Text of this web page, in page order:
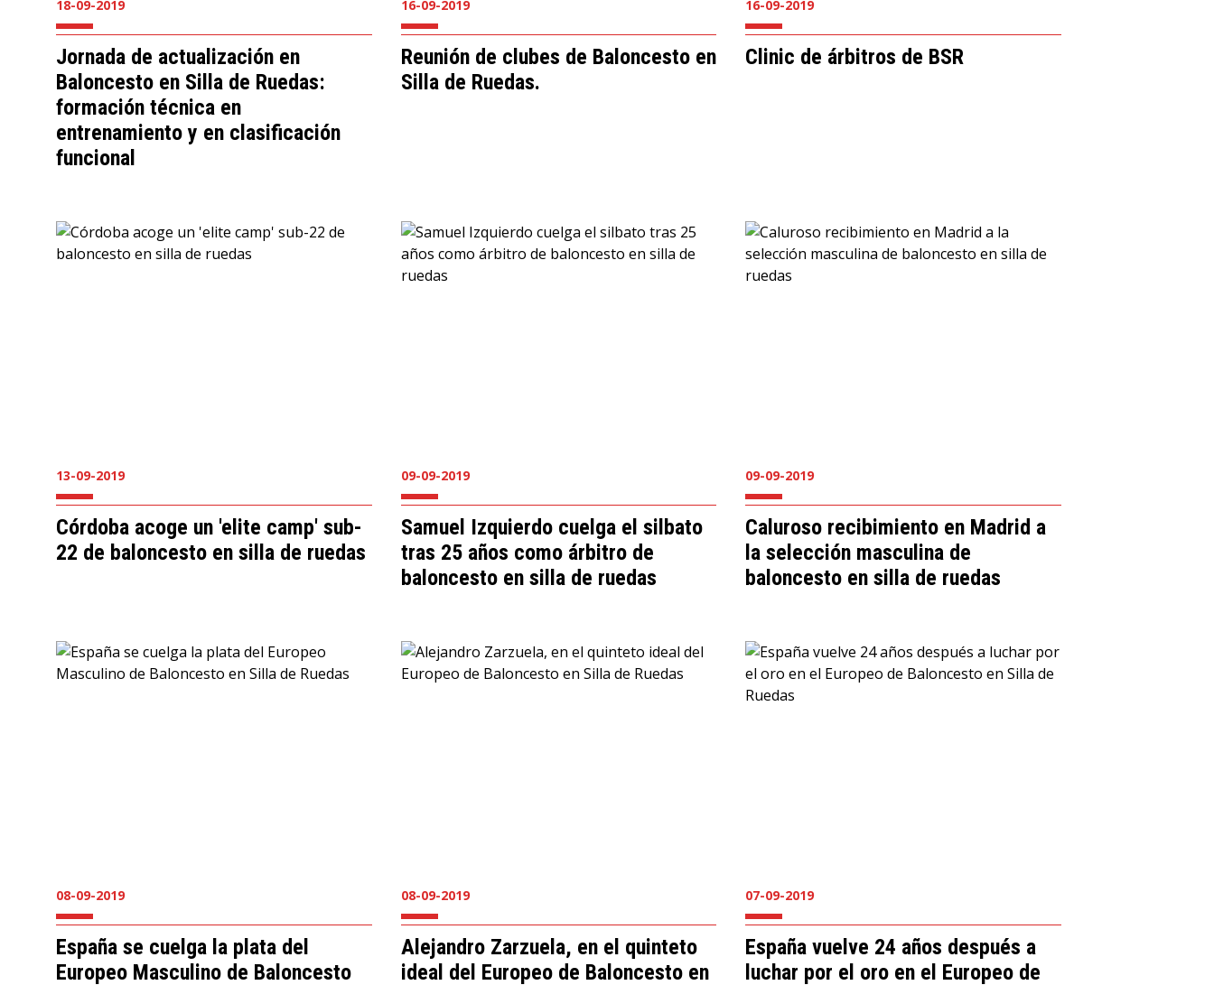
18-09-2019
Jornada de actualización en
Baloncesto en Silla de Ruedas:
formación técnica en
entrenamiento y en clasificación
funcional
16-09-2019
Reunión de clubes de Baloncesto en
Silla de Ruedas.
16-09-2019
Clinic de árbitros de BSR
13-09-2019
Córdoba acoge un 'elite camp' sub-
22 de baloncesto en silla de ruedas
09-09-2019
Samuel Izquierdo cuelga el silbato
tras 25 años como árbitro de
baloncesto en silla de ruedas
09-09-2019
Caluroso recibimiento en Madrid a
la selección masculina de
baloncesto en silla de ruedas
08-09-2019
España se cuelga la plata del
Europeo Masculino de Baloncesto
08-09-2019
Alejandro Zarzuela, en el quinteto
ideal del Europeo de Baloncesto en
07-09-2019
España vuelve 24 años después a
luchar por el oro en el Europeo de